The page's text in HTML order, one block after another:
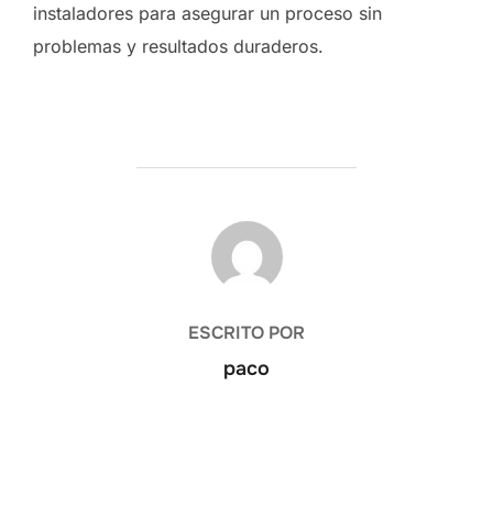
instaladores para asegurar un proceso sin
problemas y resultados duraderos.
AUTOR DE LA ENTRADA
ESCRITO POR
paco